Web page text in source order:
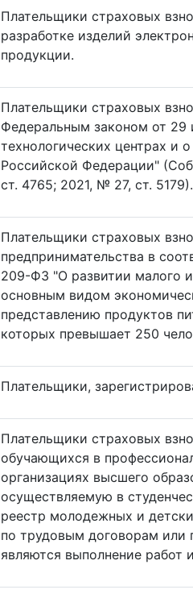
Плательщики страховых
разработке изделий
продукции.
Плательщики страховых
Федеральным законом от
технологических центрах и
Российской Федерации"
ст. 4765; 2021, № 27, ст. 5179).
Плательщики страховых
предпринимательства в
209-ФЗ "О развитии малого
основным видом
представлению продуктов
которых превышает 250
Плательщики,
Плательщики страховых
обучающихся в
организациях высшего
осуществляемую в
реестр молодежных и
по трудовым договорам или
являются выполнение работ